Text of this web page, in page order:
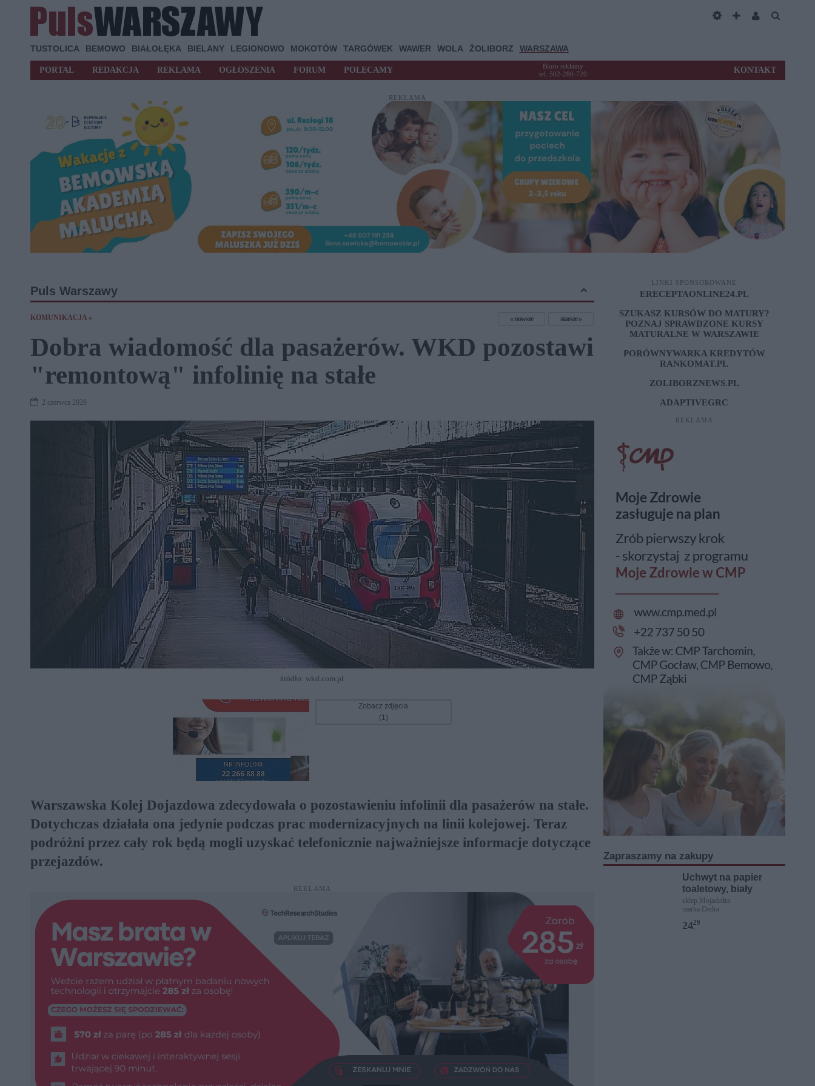
TUSTOLICA BEMOWO BIAŁOŁĘKA BIELANY LEGIONOWO MOKOTÓW TARGÓWEK WAWER WOLA ŻOLIBORZ WARSZAWA
PORTAL REDAKCJA REKLAMA OGŁOSZENIA FORUM POLECAMY
Biuro reklamy
tel. 502-280-720
KONTAKT
REKLAMA
Puls Warszawy
KOMUNIKACJA » nowsze starsze
Dobra wiadomość dla pasażerów. WKD pozostawi
"remontową" infolinię na stałe
2 czerwca 2026
źródło: wkd.com.pl
Zobacz zdjęcia
(1)
Warszawska Kolej Dojazdowa zdecydowała o pozostawieniu infolinii dla pasażerów na stałe.
Dotychczas działała ona jedynie podczas prac modernizacyjnych na linii kolejowej. Teraz
podróżni przez cały rok będą mogli uzyskać telefonicznie najważniejsze informacje dotyczące
przejazdów.
REKLAMA
LINKI SPONSOROWANE
ERECEPTAONLINE24.PL
SZUKASZ KURSÓW DO MATURY?
POZNAJ SPRAWDZONE KURSY
MATURALNE W WARSZAWIE
PORÓWNYWARKA KREDYTÓW
RANKOMAT.PL
ZOLIBORZNEWS.PL
ADAPTIVEGRC
REKLAMA
Zapraszamy na zakupy
Uchwyt na papier
toaletowy, biały
sklep Mojadedra
marka Dedra
24,
29